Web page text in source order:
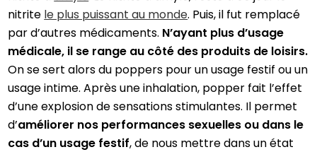
nitrite le plus puissant au monde. Puis, il fut remplacé
par d’autres médicaments. N’ayant plus d’usage
médicale, il se range au côté des produits de loisirs.
On se sert alors du poppers pour un usage festif ou un
usage intime. Après une inhalation, popper fait l’effet
d’une explosion de sensations stimulantes. Il permet
d’améliorer nos performances sexuelles ou dans le
cas d’un usage festif, de nous mettre dans un état